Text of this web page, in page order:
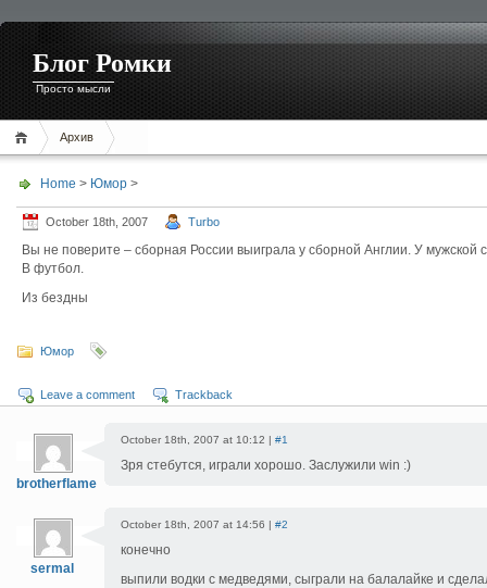
Блог Ромки
Просто мысли
Архив
Home > Юмор >
October 18th, 2007 Turbo
Вы не поверите – сборная России выиграла у сборной Англии. У
В футбол.
Из бездны
Юмор
Leave a comment Trackback
brotherflame
October 18th, 2007 at 10:12 | #1
Зря стебутся, играли хорошо. Заслужили win :)
sermal
October 18th, 2007 at 14:56 | #2
конечно
выпили водки с медведями, сыграли на балалайке и